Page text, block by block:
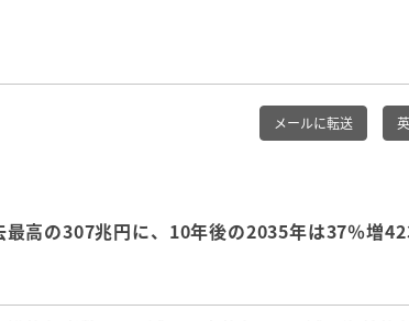
メールに転送
高の307兆円に、10年後の2035年は37％増